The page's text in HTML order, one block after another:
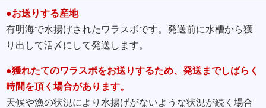
●お送りする産地
有明海で水揚げされたワラスボです。発送前に水槽から獲
り出して活〆にして発送します。
●獲れたてのワラスボをお送りするため、発送までしばらく
時間を頂く場合があります。
天候や漁の状況により水揚げがないような状況が続く場合